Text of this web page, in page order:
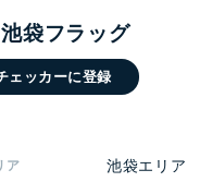
袋フラッグ
ェッカーに登録
ア 池袋エリア